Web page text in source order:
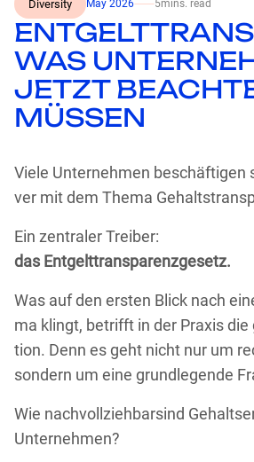
Diversity May 2026⸺5mins. read
WAS
JETZT
MÜSSEN
Viele Unternehmen beschäftigen
ver mit dem Thema
Ein zentraler Treiber:
das Entgelttransparenzgesetz.
Was auf den ersten Blick nach
ma klingt, betrifft in der Praxis
tion. Denn es geht nicht nur um
sondern um eine grundlegende
Wie nachvollziehbarsind
Unternehmen?